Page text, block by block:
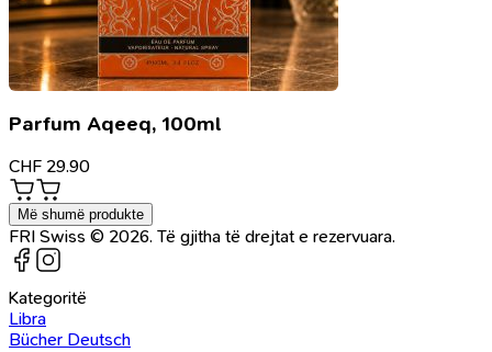
Parfum Aqeeq, 100ml
CHF 29.90
Më shumë produkte
FRI Swiss © 2026. Të gjitha të drejtat e rezervuara.
Kategoritë
Libra
Bücher Deutsch